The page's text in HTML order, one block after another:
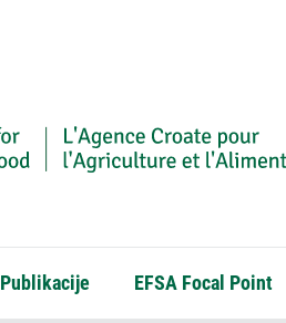
Publikacije EFSA Focal Point